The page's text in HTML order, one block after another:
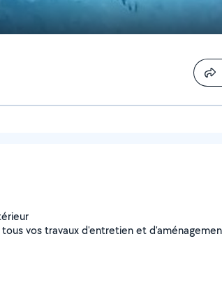
vos travaux d'entretien et